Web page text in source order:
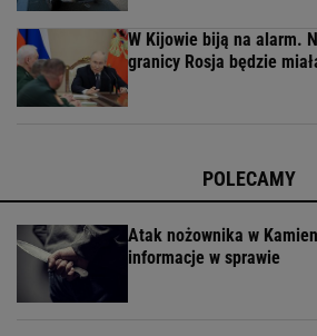
W Kijowie biją na alarm.
granicy Rosja będzie
POLECAMY
Atak nożownika w
informacje w sprawie